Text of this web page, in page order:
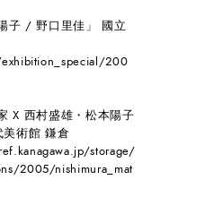
子 / 野口里佳」 國立
200
X ⻄村盛雄・松本陽子
美術館 鎌倉
storage/
2005/nishimura_mat